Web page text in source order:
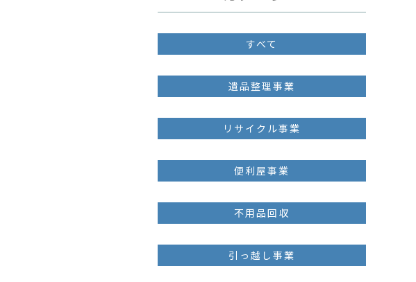
すべて
遺品整理事業
リサイクル事業
便利屋事業
不用品回収
引っ越し事業